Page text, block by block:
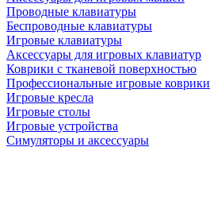
Проводные клавиатуры
Беспроводные клавиатуры
Игровые клавиатуры
Аксессуары для игровых клавиатур
Коврики с тканевой поверхностью
Профессиональные игровые коврики
Игровые кресла
Игровые столы
Игровые устройства
Симуляторы и аксессуары